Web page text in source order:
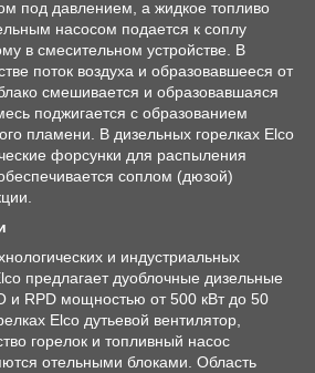
под давлением, а жидкое топливо
насосом подается к соплу
в смесительном устройстве. В
поток воздуха и образовавшееся от
смешивается и образовавшаяся
поджигается с образованием
пламени. В дизельных горелках Elco
форсунки для распыления
соплом (дюзой)
и индустриальных
предлагает дуоблочные дизельные
и RPD мощностью от 500 кВт до 50
Elco дутьевой вентилятор,
горелок и топливный насос
отельными блоками. Область